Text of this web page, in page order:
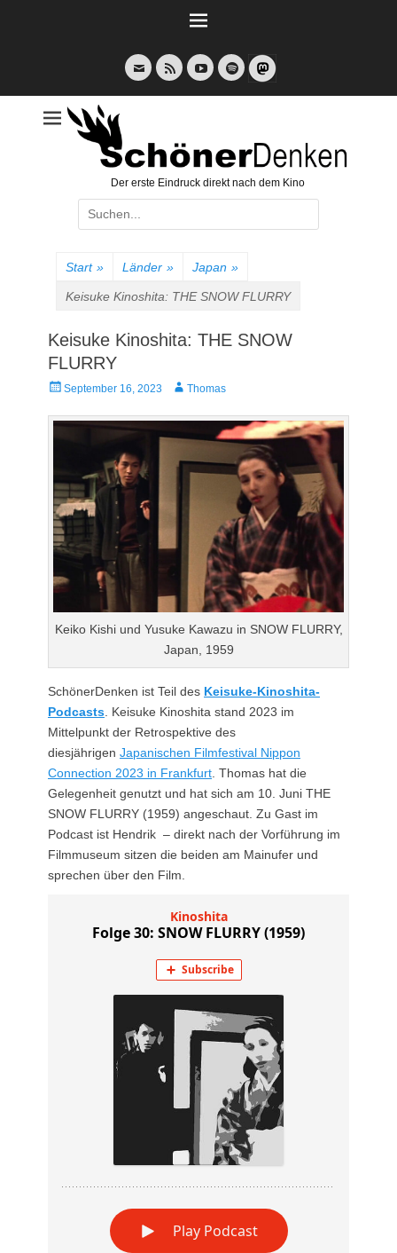
E-
Mail
Feed YouTubeSpotify
Der erste Eindruck direkt nach dem Kino
Suche
nach:
Start » Länder » Japan »
Keisuke Kinoshita: THE SNOW FLURRY
Keisuke Kinoshita: THE SNOW
FLURRY
Veröffentlicht
September 16, 2023 AutorThomas
Keiko Kishi und Yusuke Kawazu in SNOW FLURRY,
Japan, 1959
SchönerDenken ist Teil des Keisuke-Kinoshita-
Podcasts . Keisuke Kinoshita stand 2023 im
Mittelpunkt der Retrospektive des
diesjährigen Japanischen Filmfestival Nippon
Connection 2023 in Frankfurt . Thomas hat die
Gelegenheit genutzt und hat sich am 10. Juni THE
SNOW FLURRY (1959) angeschaut. Zu Gast im
Podcast ist Hendrik – direkt nach der Vorführung im
Filmmuseum sitzen die beiden am Mainufer und
sprechen über den Film.